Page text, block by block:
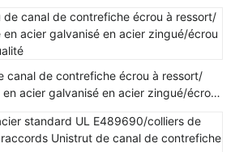
canal de contrefiche écrou à ressort/
acier galvanisé en acier zingué/écrou